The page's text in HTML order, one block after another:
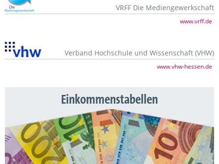
VRFF Die Mediengewerkschaft
www.vrff.de
Verband Hochschule und Wissenschaft (VHW)
www.vhw-hessen.de
Einkommenstabellen